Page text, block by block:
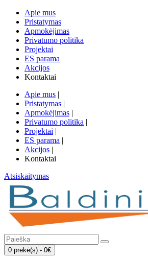
Apie mus
Pristatymas
Apmokėjimas
Privatumo politika
Projektai
ES parama
Akcijos
Kontaktai
Apie mus |
Pristatymas |
Apmokėjimas |
Privatumo politika |
Projektai |
ES parama |
Akcijos |
Kontaktai
Atsiskaitymas
0 prekė(s) - 0€